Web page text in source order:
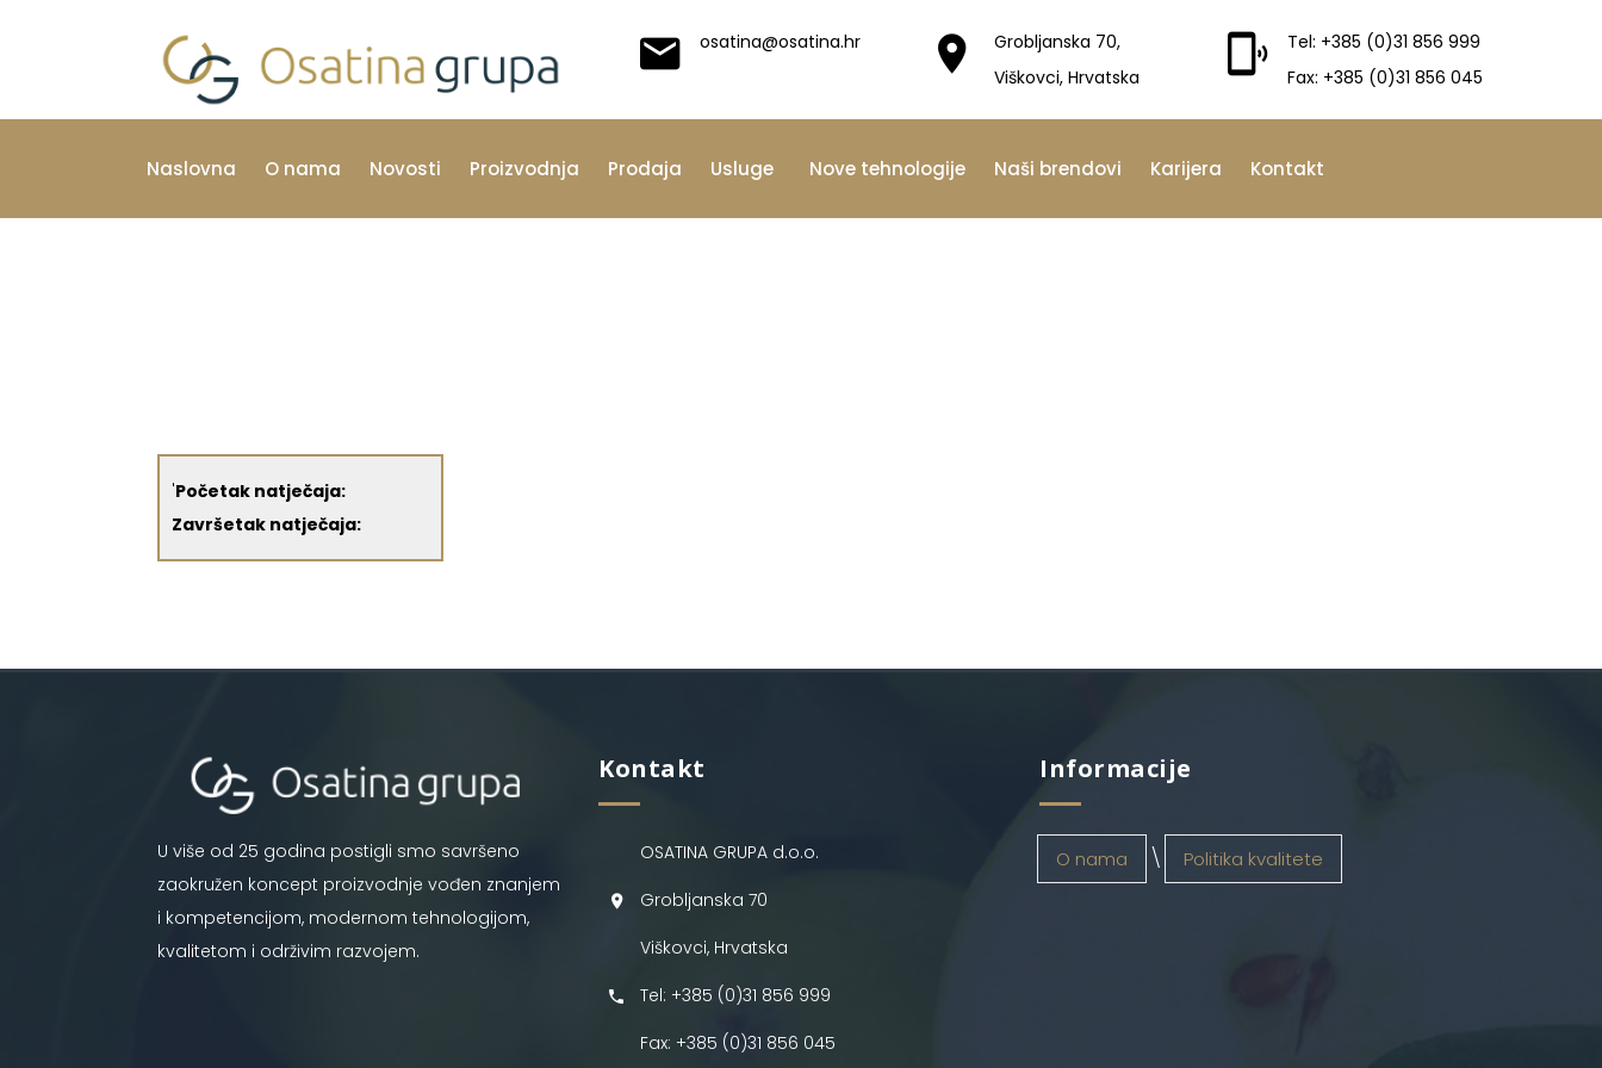
osatina@osatina.hr
Grobljanska 70,
Viškovci, Hrvatska
Tel: +385 (0)31 856 999
Fax: +385 (0)31 856 045
Naslovna O nama Novosti Proizvodnja Prodaja Usluge Nove tehnologije Naši brendovi Karijera Kontakt
'Početak natječaja:
Završetak natječaja:
U više od 25 godina postigli smo savršeno
zaokružen koncept proizvodnje vođen znanjem
i kompetencijom, modernom tehnologijom,
kvalitetom i održivim razvojem.
Kontakt
OSATINA GRUPA d.o.o.
Grobljanska 70
Viškovci, Hrvatska
Tel: +385 (0)31 856 999
Fax: +385 (0)31 856 045
Informacije
O nama Politika kvalitete